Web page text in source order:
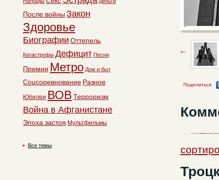
Поделиться
После войны Закон
Здоровье
Биографии Оттепель
Катастрофы Дефицит Песни
Премии Метро Дом и быт
Соцсоревнование Разное
Юбилеи ВОВ Терроризм
Война в Афганистане
Эпоха застоя Мультфильмы
Все темы